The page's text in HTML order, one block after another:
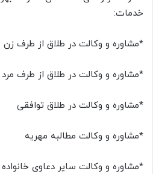
خدمات:
*مشاوره و وکالت در طلاق از طرف زن
*مشاوره و وکالت در طلاق از طرف مرد
*مشاوره و وکالت در طلاق توافقی
*مشاوره و وکالت مطالبه مهریه
*مشاوره و وکالت سایر دعاوی